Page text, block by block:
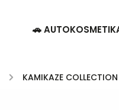
🚗
/ KAMIKAZE